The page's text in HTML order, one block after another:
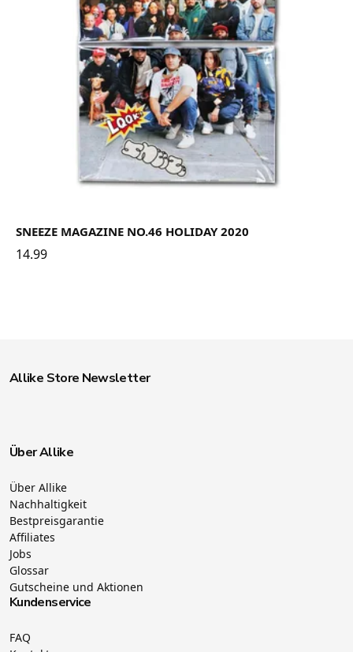
SNEEZE MAGAZINE NO.46 HOLIDAY 2020
14.99
Allike Store Newsletter
Über Allike
Über Allike
Nachhaltigkeit
Bestpreisgarantie
Affiliates
Jobs
Glossar
Gutscheine und Aktionen
Kundenservice
FAQ